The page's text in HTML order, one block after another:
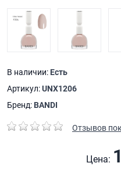
В наличии: Есть
Артикул:UNX1206
Бренд: BANDI
Отзывов
Цена: